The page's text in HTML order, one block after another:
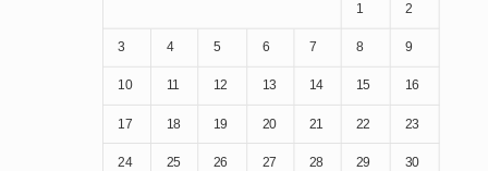
1 2
3 4 5 6 7 8 9
10 11 12 13 14 15 16
17 18 19 20 21 22 23
24 25 26 27 28 29 30